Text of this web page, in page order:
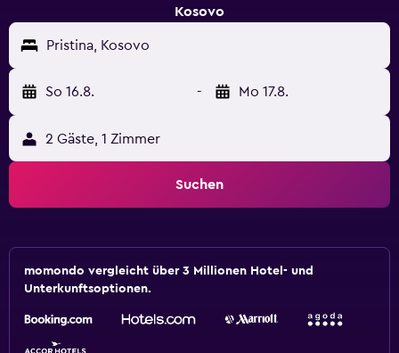
Kosovo
Pristina, Kosovo
So 16.8. - Mo 17.8.
2 Gäste, 1 Zimmer
Suchen
momondo vergleicht über 3 Millionen Hotel- und
Unterkunftsoptionen.